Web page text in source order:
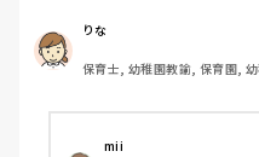
経験のある方で教えて頂きた
りな
保育士, 幼稚園教諭, 保育園,
mii